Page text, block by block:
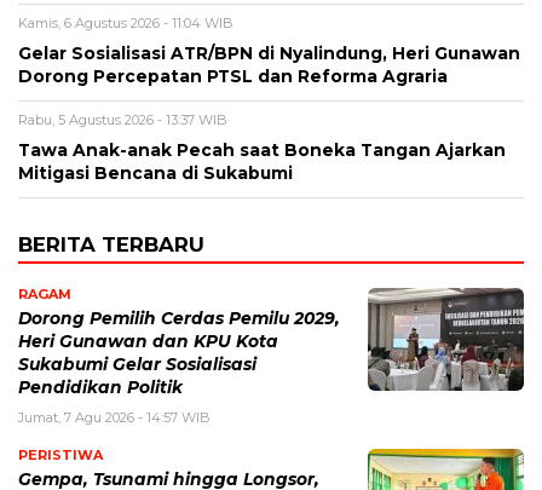
Kamis, 6 Agustus 2026 - 11:04 WIB
Gelar Sosialisasi ATR/BPN di Nyalindung, Heri Gunawan
Dorong Percepatan PTSL dan Reforma Agraria
Rabu, 5 Agustus 2026 - 13:37 WIB
Tawa Anak-anak Pecah saat Boneka Tangan Ajarkan
Mitigasi Bencana di Sukabumi
BERITA TERBARU
RAGAM
Dorong Pemilih Cerdas Pemilu 2029,
Heri Gunawan dan KPU Kota
Sukabumi Gelar Sosialisasi
Pendidikan Politik
Jumat, 7 Agu 2026 - 14:57 WIB
PERISTIWA
Gempa, Tsunami hingga Longsor,